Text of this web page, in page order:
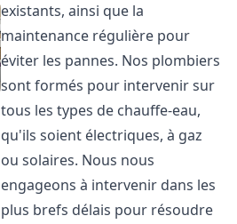
existants, ainsi que la
maintenance régulière pour
éviter les pannes. Nos plombiers
sont formés pour intervenir sur
tous les types de chauffe-eau,
qu'ils soient électriques, à gaz
ou solaires. Nous nous
engageons à intervenir dans les
plus brefs délais pour résoudre